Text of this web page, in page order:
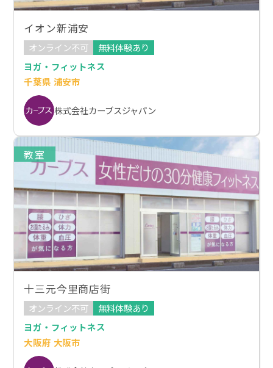
イオン新浦安
オンライン不可
無料体験あり
ヨガ・フィットネス
千葉県 浦安市
株式会社カーブスジャパン
教室
十三元今里商店街
オンライン不可
無料体験あり
ヨガ・フィットネス
大阪府 大阪市